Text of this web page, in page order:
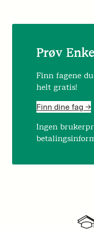
Prøv
Finn fagene
helt gratis!
Finn dine fag ->
Ingen